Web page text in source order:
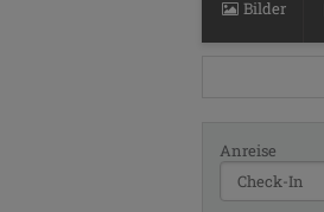
Bilder
Anreise